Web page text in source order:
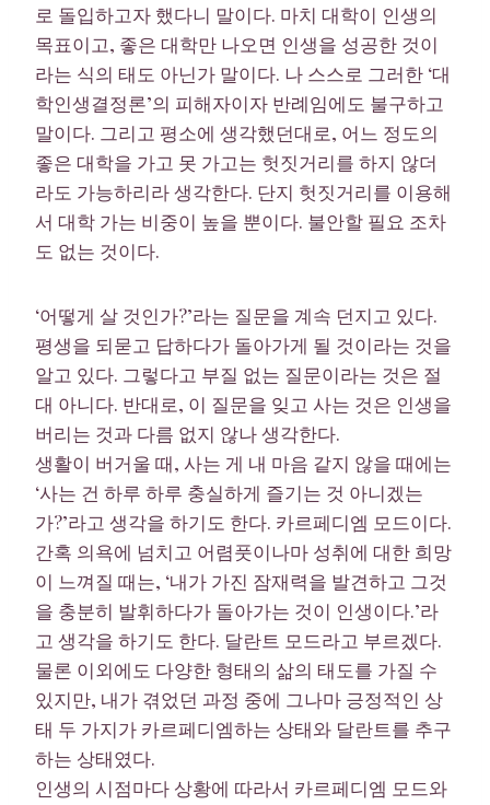
로 돌입하고자 했다니 말이다. 마치 대학이 인생의
목표이고, 좋은 대학만 나오면 인생을 성공한 것이
라는 식의 태도 아닌가 말이다. 나 스스로 그러한 ‘대
학인생결정론’의 피해자이자 반례임에도 불구하고
말이다. 그리고 평소에 생각했던대로, 어느 정도의
좋은 대학을 가고 못 가고는 헛짓거리를 하지 않더
라도 가능하리라 생각한다. 단지 헛짓거리를 이용해
서 대학 가는 비중이 높을 뿐이다. 불안할 필요 조차
도 없는 것이다.
‘어떻게 살 것인가?’라는 질문을 계속 던지고 있다.
평생을 되묻고 답하다가 돌아가게 될 것이라는 것을
알고 있다. 그렇다고 부질 없는 질문이라는 것은 절
대 아니다. 반대로, 이 질문을 잊고 사는 것은 인생을
버리는 것과 다름 없지 않나 생각한다.
생활이 버거울 때, 사는 게 내 마음 같지 않을 때에는
‘사는 건 하루 하루 충실하게 즐기는 것 아니겠는
가?’라고 생각을 하기도 한다. 카르페디엠 모드이다.
간혹 의욕에 넘치고 어렴풋이나마 성취에 대한 희망
이 느껴질 때는, ‘내가 가진 잠재력을 발견하고 그것
을 충분히 발휘하다가 돌아가는 것이 인생이다.’라
고 생각을 하기도 한다. 달란트 모드라고 부르겠다.
물론 이외에도 다양한 형태의 삶의 태도를 가질 수
있지만, 내가 겪었던 과정 중에 그나마 긍정적인 상
태 두 가지가 카르페디엠하는 상태와 달란트를 추구
하는 상태였다.
인생의 시점마다 상황에 따라서 카르페디엠 모드와